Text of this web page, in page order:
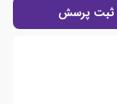
ثبت پرسش